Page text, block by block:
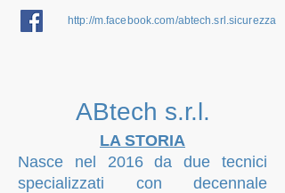
http://m.facebook.com/abtech.srl.sicurezza
ABtech s.r.l.
LA STORIA
Nasce nel 2016 da due tecnici
specializzati con decennale